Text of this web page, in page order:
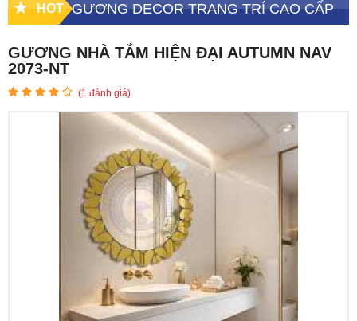
HOT GƯƠNG DECOR TRANG TRÍ CAO CẤP
GƯƠNG NHÀ TẮM HIỆN ĐẠI AUTUMN NAV
2073-NT
(1 đánh giá)